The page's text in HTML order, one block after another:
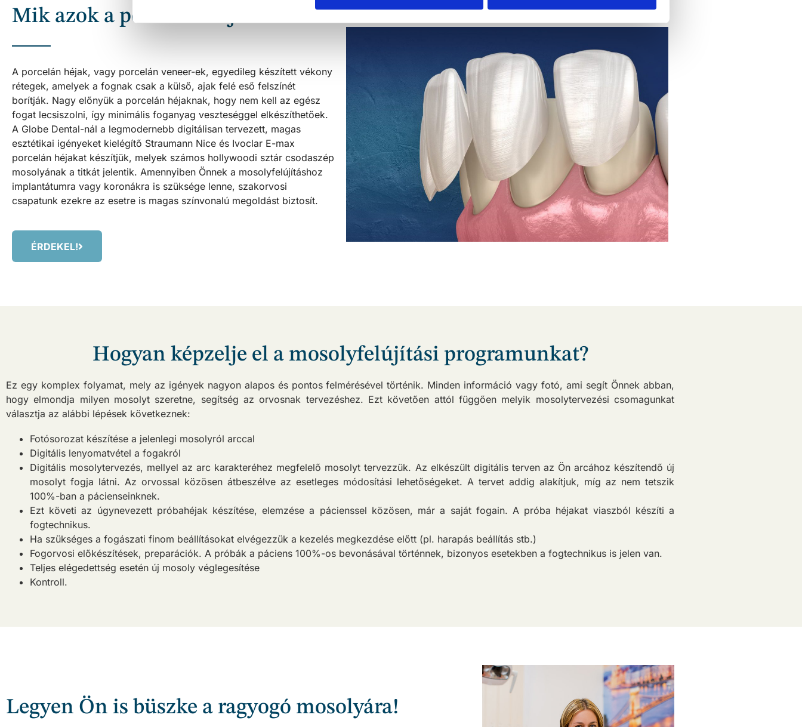
Mik azok a porcelán héjak?
A porcelán héjak, vagy porcelán veneer-ek, egyedileg készített vékony
rétegek, amelyek a fognak csak a külső, ajak felé eső felszínét
borítják. Nagy előnyük a porcelán héjaknak, hogy nem kell az egész
fogat lecsiszolni, így minimális foganyag veszteséggel elkészíthetőek.
A Globe Dental-nál a legmodernebb digitálisan tervezett, magas
esztétikai igényeket kielégítő Straumann Nice és Ivoclar E-max
porcelán héjakat készítjük, melyek számos hollywoodi sztár csodaszép
mosolyának a titkát jelentik. Amennyiben Önnek a mosolyfelújításhoz
implantátumra vagy koronákra is szüksége lenne, szakorvosi
csapatunk ezekre az esetre is magas színvonalú megoldást biztosít.
ÉRDEKEL!
Hogyan képzelje el a mosolyfelújítási programunkat?
Ez egy komplex folyamat, mely az igények nagyon alapos és pontos felmérésével történik. Minden információ vagy fotó, ami segít Önnek abban,
hogy elmondja milyen mosolyt szeretne, segítség az orvosnak tervezéshez. Ezt követően attól függően melyik mosolytervezési csomagunkat
választja az alábbi lépések következnek:
Fotósorozat készítése a jelenlegi mosolyról arccal
Digitális lenyomatvétel a fogakról
Digitális mosolytervezés, mellyel az arc karakteréhez megfelelő mosolyt tervezzük. Az elkészült digitális terven az Ön arcához készítendő új
mosolyt fogja látni. Az orvossal közösen átbeszélve az esetleges módosítási lehetőségeket. A tervet addig alakítjuk, míg az nem tetszik
100%-ban a pácienseinknek.
Ezt követi az úgynevezett próbahéjak készítése, elemzése a pácienssel közösen, már a saját fogain. A próba héjakat viaszból készíti a
fogtechnikus.
Ha szükséges a fogászati finom beállításokat elvégezzük a kezelés megkezdése előtt (pl. harapás beállítás stb.)
Fogorvosi előkészítések, preparációk. A próbák a páciens 100%-os bevonásával történnek, bizonyos esetekben a fogtechnikus is jelen van.
Teljes elégedettség esetén új mosoly véglegesítése
Kontroll.
Legyen Ön is büszke a ragyogó mosolyára!